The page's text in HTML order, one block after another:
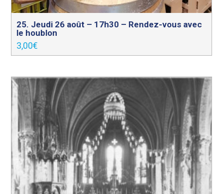
25. Jeudi 26 août – 17h30 – Rendez-vous avec
le houblon
3,00€